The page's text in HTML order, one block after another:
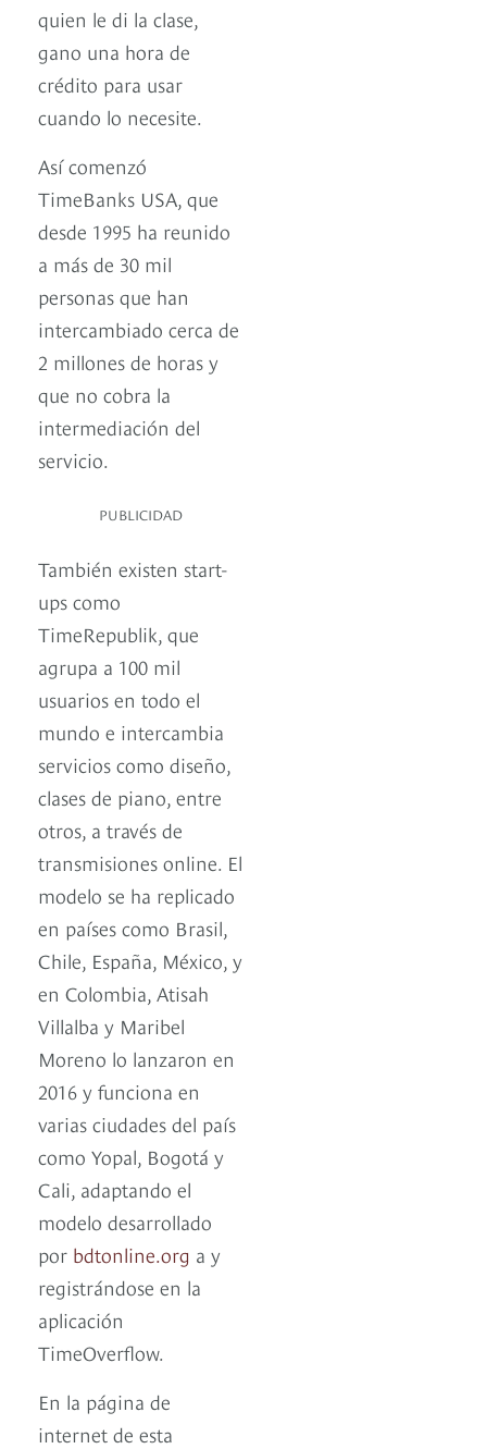
quien le di la clase,
gano una hora de
crédito para usar
cuando lo necesite.
Así comenzó
TimeBanks USA, que
desde 1995 ha reunido
a más de 30 mil
personas que han
intercambiado cerca de
2 millones de horas y
que no cobra la
intermediación del
servicio.
PUBLICIDAD
También existen start-
ups como
TimeRepublik, que
agrupa a 100 mil
usuarios en todo el
mundo e intercambia
servicios como diseño,
clases de piano, entre
otros, a través de
transmisiones online. El
modelo se ha replicado
en países como Brasil,
Chile, España, México, y
en Colombia, Atisah
Villalba y Maribel
Moreno lo lanzaron en
2016 y funciona en
varias ciudades del país
como Yopal, Bogotá y
Cali, adaptando el
modelo desarrollado
por bdtonline.org a y
registrándose en la
aplicación
TimeOverflow.
En la página de
internet de esta